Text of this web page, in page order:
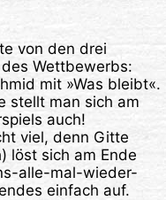
von den drei
Wettbewerbs:
mit »Was bleibt«.
stellt man sich am
auch!
viel, denn Gitte
löst sich am Ende
alle-mal-wieder-
einfach auf.